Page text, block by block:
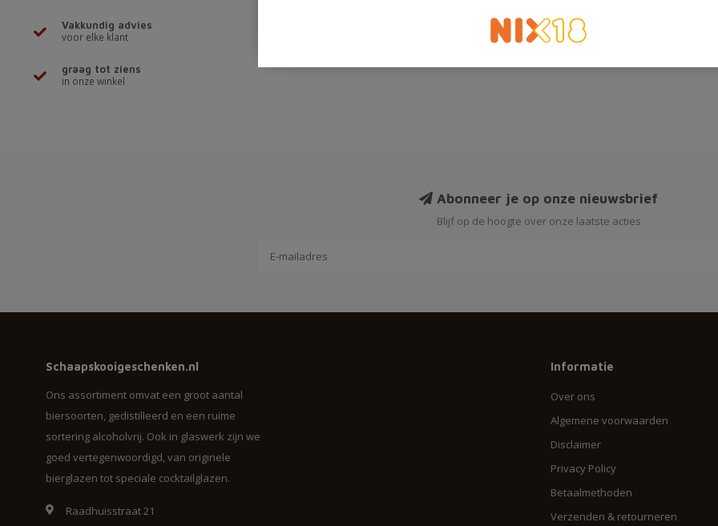
Vakkundig advies
voor elke klant
graag tot ziens
in onze winkel
Abonneer je op onze nieuwsbrief
Blijf op de hoogte over onze laatste acties
Schaapskooigeschenken.nl
Ons assortiment omvat een groot aantal
biersoorten, gedistilleerd en een ruime
sortering alcoholvrij. Ook in glaswerk zijn we
goed vertegenwoordigd, van originele
bierglazen tot speciale cocktailglazen.
Raadhuisstraat 21
Informatie
Over ons
Algemene voorwaarden
Disclaimer
Privacy Policy
Betaalmethoden
Verzenden & retourneren